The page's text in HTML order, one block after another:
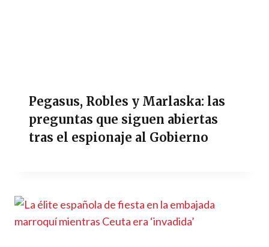
Pegasus, Robles y Marlaska: las
preguntas que siguen abiertas
tras el espionaje al Gobierno